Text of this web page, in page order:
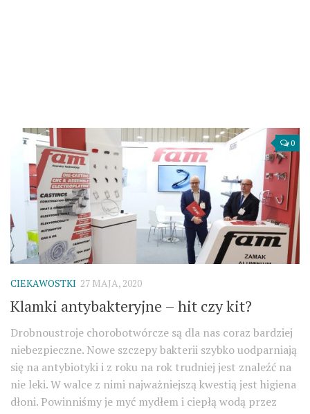
0
CIEKAWOSTKI 27 MAJA, 2020
Klamki antybakteryjne – hit czy kit?
Drobnoustroje chorobotwórcze są dla nas coraz bardziej
niebezpieczne. Nowe szczepy bakterii szybko uodparniają
się na antybiotyki i z roku na rok trudniej jest znaleźć na
nie leki. W walce z nimi najważniejszą kwestią jest higiena
dłoni. Powinniśmy je myć mydłem i ciepłą wodą przez